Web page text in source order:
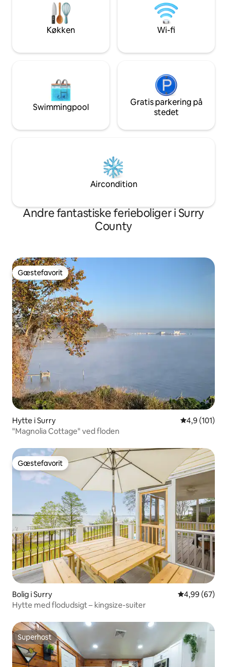
Smart TV med kabel!
derfra. The Nook blev totalrenoveret i
2020. Har du brug for mere plads eller
rejser med en
andre enheder.
Køkken Wi-fi
Swimmingpool
Gratis parkering på
stedet
Aircondition
Andre fantastiske ferieboliger i Surry
County
Gæstefavorit
Gæstefavorit
Hytte i Surry 4,9 ud af 5 i
4,9 (101)
"Magnolia Cottage" ved floden
Gæstefavorit
Gæstefavorit
Bolig i Surry 4,99 ud af 5 i
4,99 (67)
Hytte med flodudsigt – kingsize-suiter
Superhost
Superhost